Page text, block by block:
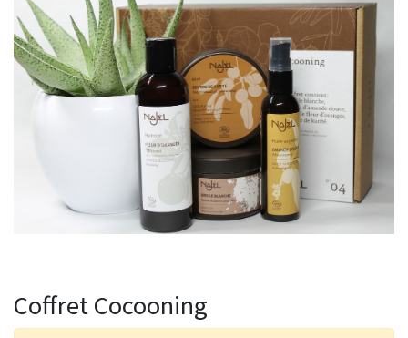
Coffret Cocooning